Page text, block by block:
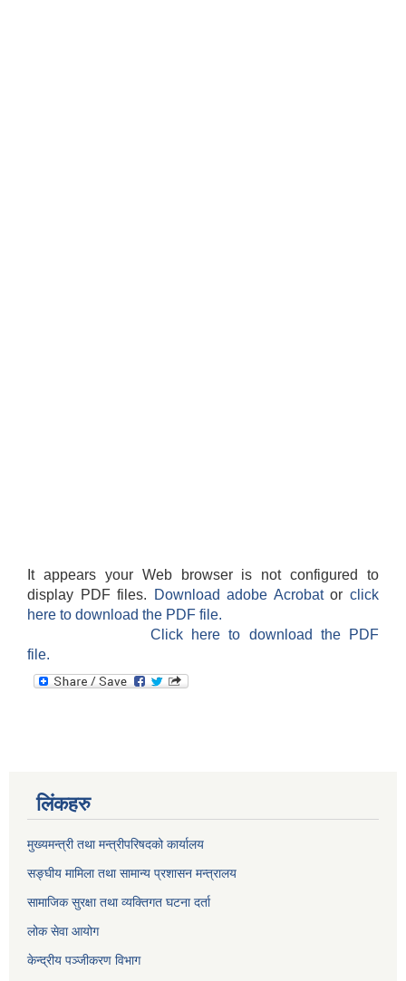
It appears your Web browser is not configured to
display PDF files.
Download adobe Acrobatorclick
here to download the PDF file.
Click here to download the PDF
file.
लिंकहरु
मुख्यमन्त्री तथा मन्त्रीपरिषदको कार्यालय
सङ्घीय मामिला तथा सामान्य प्रशासन मन्त्रालय
सामाजिक सुरक्षा तथा व्यक्तिगत घटना दर्ता
लोक सेवा आयोग
केन्द्रीय पञ्जीकरण विभाग